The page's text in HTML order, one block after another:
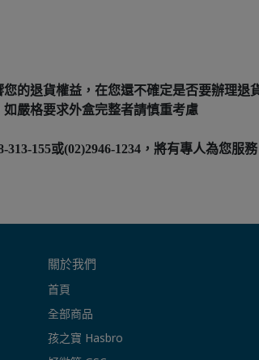
退貨權益，在您還不確定是否要辦理退
嚴格要求外盒完整者請慎重考慮
155或(02)2946-1234，將有專人為您服務
關於我們
首頁
全部商品
孩之寶 Hasbro